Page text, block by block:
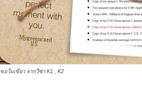
อใบเขียว จากวีซ่า K1 , K2